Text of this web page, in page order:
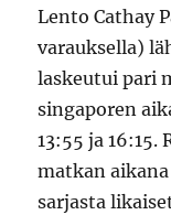
Lento Cathay
varauksella)
laskeutui pari
singaporen
13:55 ja 16:15.
matkan
sarjasta